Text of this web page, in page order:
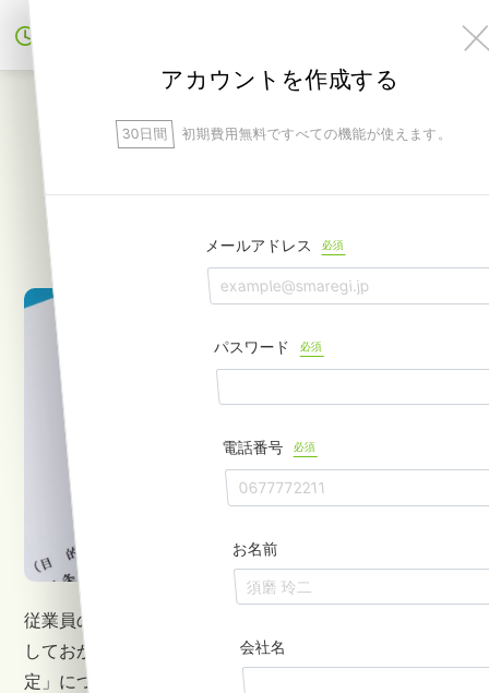
アカウントを作成する
30日間 初期費用無料ですべての機能が使えます。
メールアドレス 必須
パスワード 必須
電話番号 必須
お名前
会社名
【残業】36協定をわかりやすく解
説！
従業員の残業時間や休日出勤を管理する立場の人が把握
しておかなければならないのが、「36（サブロク）協
定」についてです。36協定は時間外労働について各企